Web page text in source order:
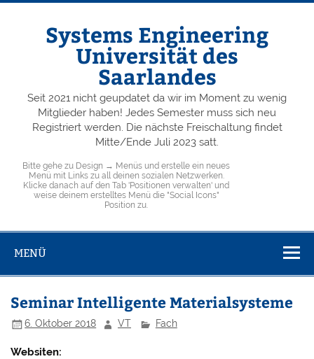
Skip
Systems Engineering
Universität des
Saarlandes
Seit 2021 nicht geupdatet da wir im Moment zu wenig
Mitglieder haben! Jedes Semester muss sich neu
Registriert werden. Die nächste Freischaltung findet
Mitte/Ende Juli 2023 satt.
Bitte gehe zu Design → Menüs und erstelle ein neues
Menü mit Links zu all deinen sozialen Netzwerken.
Klicke danach auf den Tab 'Positionen verwalten' und
weise deinem erstelltes Menü die "Social Icons"
Position zu.
MENÜ
Seminar Intelligente Materialsysteme
6. Oktober 2018 VT Fach
Websiten: